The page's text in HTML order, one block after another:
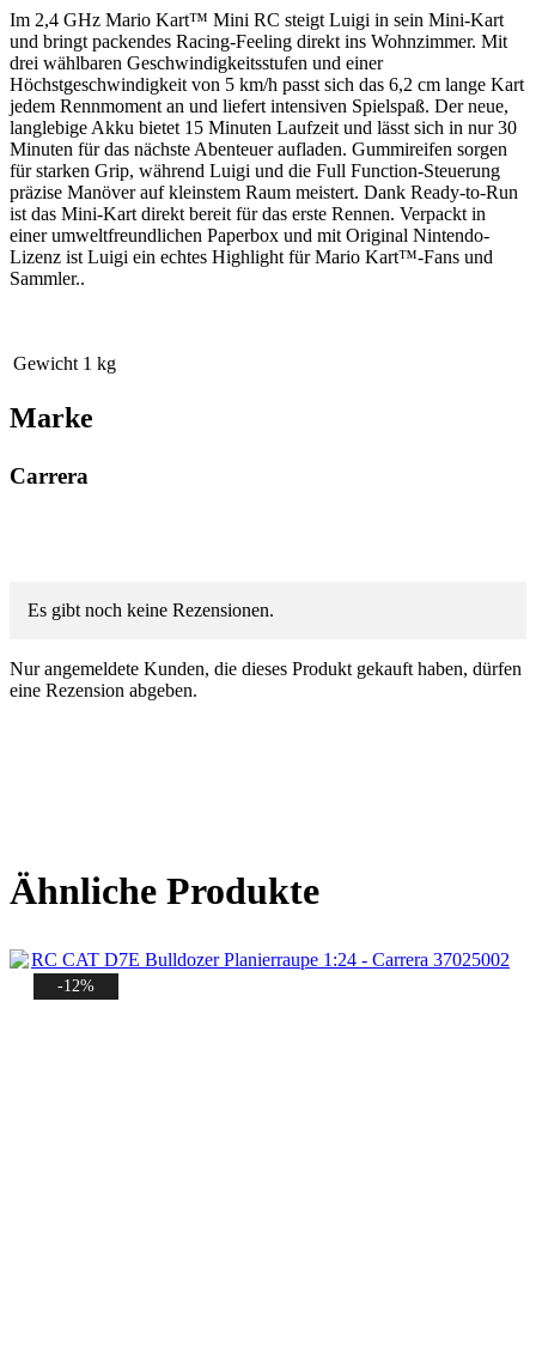
Im 2,4 GHz Mario Kart™ Mini RC steigt Luigi in sein Mini-Kart
und bringt packendes Racing-Feeling direkt ins Wohnzimmer. Mit
drei wählbaren Geschwindigkeitsstufen und einer
Höchstgeschwindigkeit von 5 km/h passt sich das 6,2 cm lange Kart
jedem Rennmoment an und liefert intensiven Spielspaß. Der neue,
langlebige Akku bietet 15 Minuten Laufzeit und lässt sich in nur 30
Minuten für das nächste Abenteuer aufladen. Gummireifen sorgen
für starken Grip, während Luigi und die Full Function-Steuerung
präzise Manöver auf kleinstem Raum meistert. Dank Ready-to-Run
ist das Mini-Kart direkt bereit für das erste Rennen. Verpackt in
einer umweltfreundlichen Paperbox und mit Original Nintendo-
Lizenz ist Luigi ein echtes Highlight für Mario Kart™-Fans und
Sammler..
Gewicht 1 kg
Marke
Carrera
Es gibt noch keine Rezensionen.
Nur angemeldete Kunden, die dieses Produkt gekauft haben, dürfen
eine Rezension abgeben.
Ähnliche Produkte
-12%